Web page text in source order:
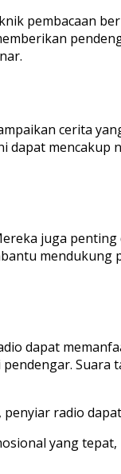
pembacaan
cerita
juga
dapat
radio
yang